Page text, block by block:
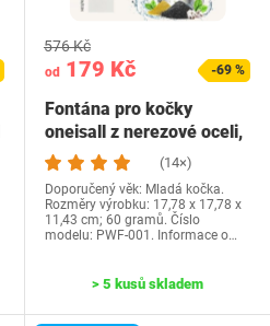
od 179 Kč
576 Kč
-69 %
Fontána pro kočky
oneisall z nerezové oceli,
2l pitná…
(14×)
Doporučený věk: Mladá kočka.
Rozměry výrobku: 17,78 x 17,78 x
11,43 cm; 60 gramů. Číslo
modelu: PWF-001. Informace o…
> 5 kusů skladem